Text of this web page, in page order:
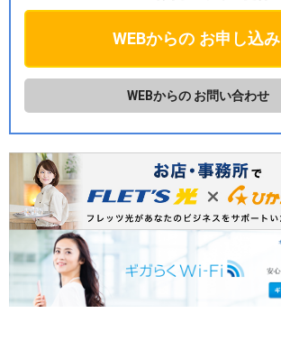
WEBからのお申し込み
WEBからの お問い合わせ